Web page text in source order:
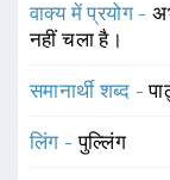
वाक्य में प्रयोग -
नहीं चला है।
समानार्थी शब्द -
लिंग -पुल्लिंग